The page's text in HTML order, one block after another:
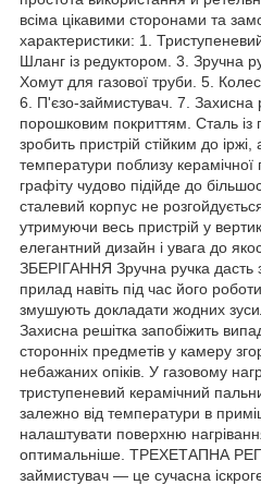
всіма цікавими сторонами та
характеристики: 1.
Шланг із редуктором. 3. Зручна
Хомут для газової труби. 5.
6. П'єзо-займистувач. 7. Захисна
порошковим покриттям. Сталь
зробить пристрій стійким до
температури поблизу керамічної
графіту чудово підійде до
сталевий корпус не
утримуючи весь пристрій у
елегантний дизайн і увага до
ЗБЕРІГАННЯ Зручна ручка дасть
прилад навіть під час його
змушують докладати жодних
Захисна решітка запобіжить
сторонніх предметів у камеру
небажаних опіків. У газовому
триступеневий керамічний
залежно від температури в
налаштувати поверхню
оптимальніше. ТРЕХЕТАПНА
займистувач — це сучасна